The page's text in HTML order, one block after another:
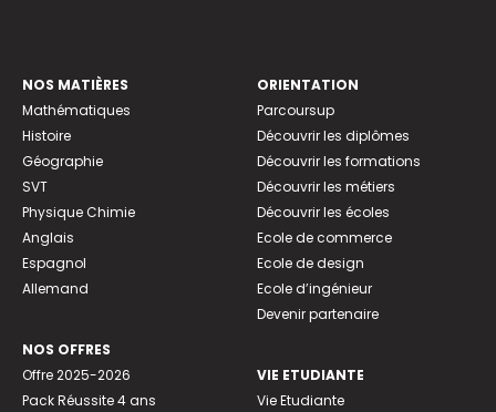
NOS MATIÈRES
Mathématiques
Histoire
Géographie
SVT
Physique Chimie
Anglais
Espagnol
Allemand
NOS OFFRES
Offre 2025-2026
Pack Réussite 4 ans
ORIENTATION
Parcoursup
Découvrir les diplômes
Découvrir les formations
Découvrir les métiers
Découvrir les écoles
Ecole de commerce
Ecole de design
Ecole d’ingénieur
Devenir partenaire
VIE ETUDIANTE
Vie Etudiante